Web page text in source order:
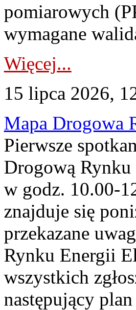
pomiarowych
wymagane
Więcej...
15 lipca 2026,
Mapa Drogowa
Pierwsze
Drogową
w godz. 10.00-
znajduje się
przekazane
Rynku Energii
wszystkich
następujący